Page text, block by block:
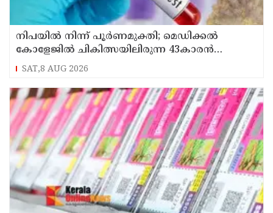
നിപയിൽ നിന്ന് പൂർണമുക്തി; മെഡിക്കൽ
കോളേജിൽ ചികിത്സയിലിരുന്ന 43കാരൻ
വീട്ടിലേക്ക് മടങ്ങി
SAT,8 AUG 2026